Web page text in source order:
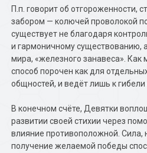
П.п. говорит об отгороженности,
забором — колючей проволокой
существует не благодаря
и гармоничному существованию,
мира, «железного занавеса». Как
способ порочен как для
общностей, и ведёт лишь к гибели
В конечном счёте, Девятки
развитии своей стихии через
влияние противоположной. Сила,
получение желаемой победы